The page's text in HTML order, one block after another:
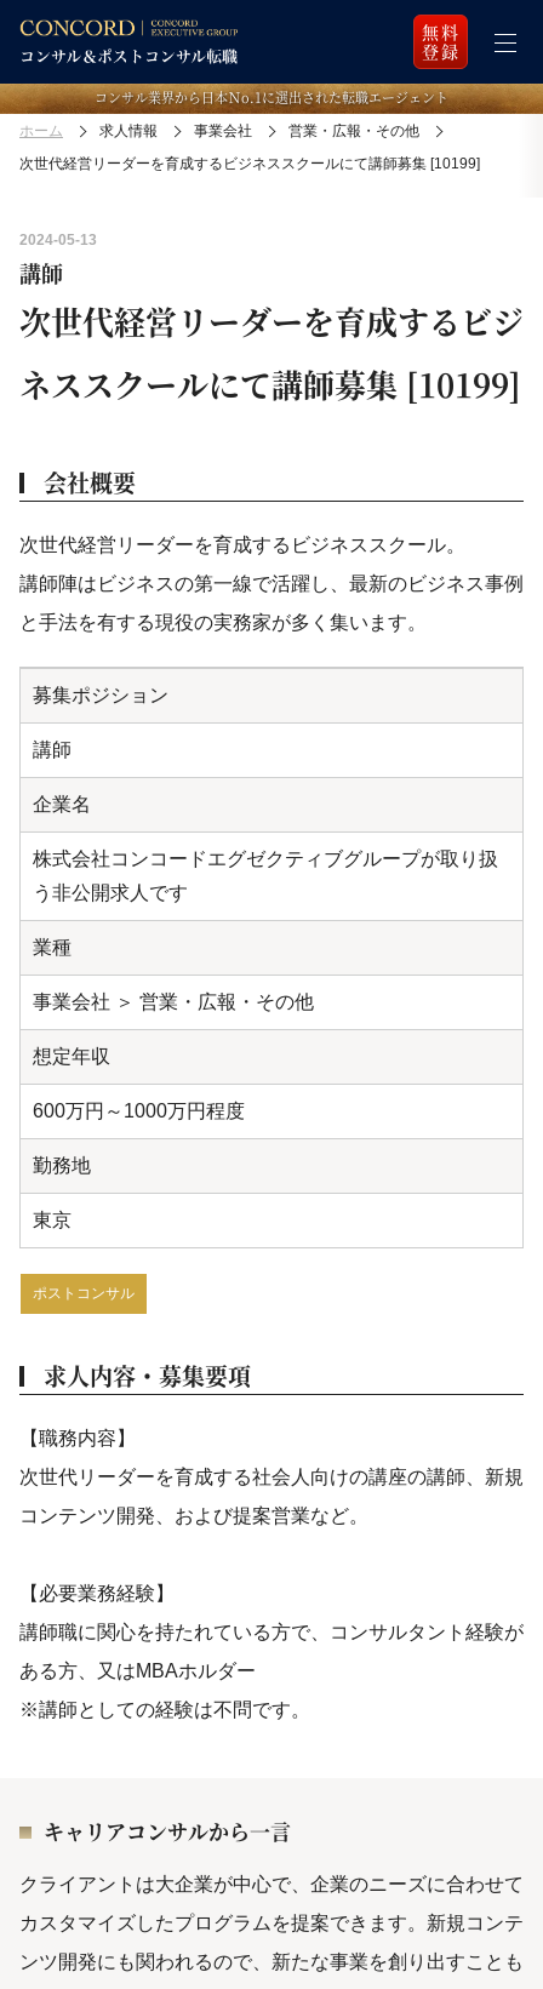
無料
登録
コンサル業界から日本Ｎo.1に選出された転職エージェント
ホーム 求人情報 事業会社
営業・広報・その他
次世代経営リーダーを育成するビジネススクールにて講師募集 [10199]
2024-05-13
講師
次世代経営リーダーを育成するビジ
ネススクールにて講師募集 [10199]
会社概要
次世代経営リーダーを育成するビジネススクール。
講師陣はビジネスの第一線で活躍し、最新のビジネス事例
と手法を有する現役の実務家が多く集います。
募集ポジション
講師
企業名
株式会社コンコードエグゼクティブグループが取り扱
う非公開求人です
業種
事業会社 ＞ 営業・広報・その他
想定年収
600万円～1000万円程度
勤務地
東京
ポストコンサル
求人内容・募集要項
【職務内容】
次世代リーダーを育成する社会人向けの講座の講師、新規
コンテンツ開発、および提案営業など。
【必要業務経験】
講師職に関心を持たれている方で、コンサルタント経験が
ある方、又はMBAホルダー
※講師としての経験は不問です。
キャリアコンサルから一言
クライアントは大企業が中心で、企業のニーズに合わせて
カスタマイズしたプログラムを提案できます。新規コンテ
ンツ開発にも関われるので、新たな事業を創り出すことも